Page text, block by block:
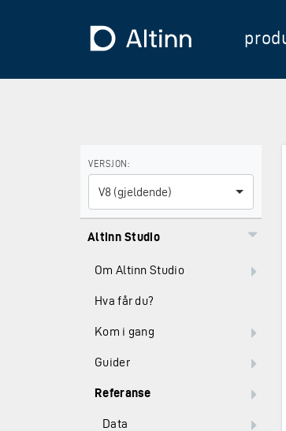
Til forsiden
VERSJON:
V8 (gjeldende)
Bruk piltastene for å navigere mellom
Altinn Studio
Om Altinn Studio
Hva får du?
Kom i gang
Guider
Referanse
Data